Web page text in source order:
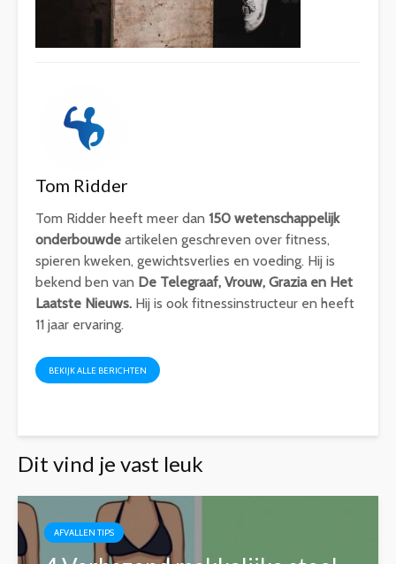
Tom Ridder
Tom Ridder heeft meer dan 150 wetenschappelijk
onderbouwde artikelen geschreven over fitness,
spieren kweken, gewichtsverlies en voeding. Hij is
bekend ben van De Telegraaf, Vrouw, Grazia en Het
Laatste Nieuws. Hij is ook fitnessinstructeur en heeft
11 jaar ervaring.
BEKIJK ALLE BERICHTEN
Dit vind je vast leuk
AFVALLEN TIPS